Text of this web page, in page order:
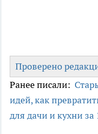
Проверено
Ранее писали:
идей, как
для дачи и кухни за